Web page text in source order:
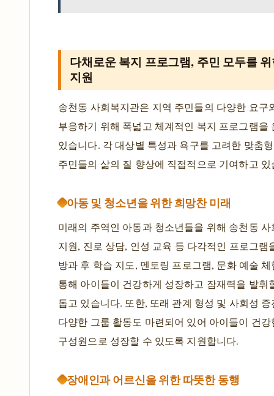
다채로운 복지 프로그램, 주민 모두를
지원
송천동 사회복지관은 지역 주민들의 다양한 요구
부응하기 위해 폭넓고 체계적인 복지 프로그램을
있습니다. 각 대상별 특성과 욕구를 고려한 맞춤
주민들의 삶의 질 향상에 직접적으로 기여하고 있
아동 및 청소년을 위한 희망찬 미래
미래의 주역인 아동과 청소년들을 위해 송천동
지원, 진로 상담, 인성 교육 등 다각적인 프로그램
방과 후 학습 지도, 멘토링 프로그램, 문화 예술
통해 아이들이 건강하게 성장하고 잠재력을 발휘
돕고 있습니다. 또한, 또래 관계 형성 및 사회성
다양한 그룹 활동도 마련되어 있어 아이들이 건강
구성원으로 성장할 수 있도록 지원합니다.
장애인과 어르신을 위한 따뜻한 동행